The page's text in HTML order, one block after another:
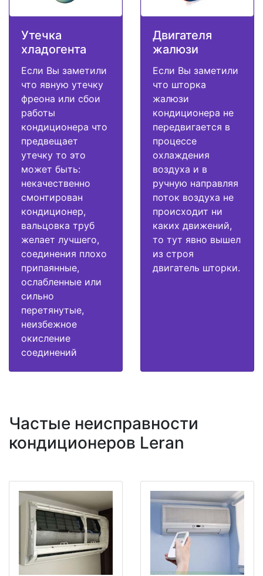
Утечка
хладогента
Если Вы заметили
что явную утечку
фреона или сбои
работы
кондиционера что
предвещает
утечку то это
может быть:
некачественно
смонтирован
кондиционер,
вальцовка труб
желает лучшего,
соединения плохо
припаянные,
ослабленные или
сильно
перетянутые,
неизбежное
окисление
соединений
Двигателя
жалюзи
Если Вы заметили
что шторка
жалюзи
кондиционера не
передвигается в
процессе
охлаждения
воздуха и в
ручную направляя
поток воздуха не
происходит ни
каких движений,
то тут явно вышел
из строя
двигатель шторки.
Частые неисправности
кондиционеров Leran